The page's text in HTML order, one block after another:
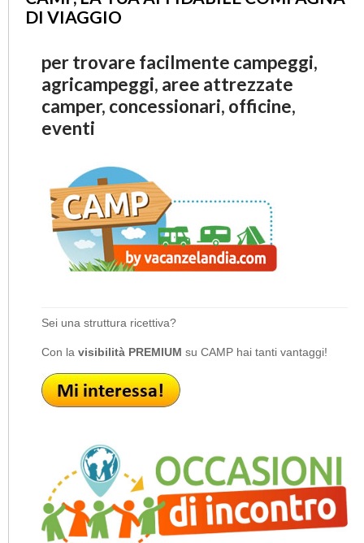
DI VIAGGIO
per trovare facilmente campeggi,
agricampeggi, aree attrezzate
camper, concessionari, officine,
eventi
Sei una struttura ricettiva?
Con la visibilità PREMIUM su CAMP hai tanti vantaggi!